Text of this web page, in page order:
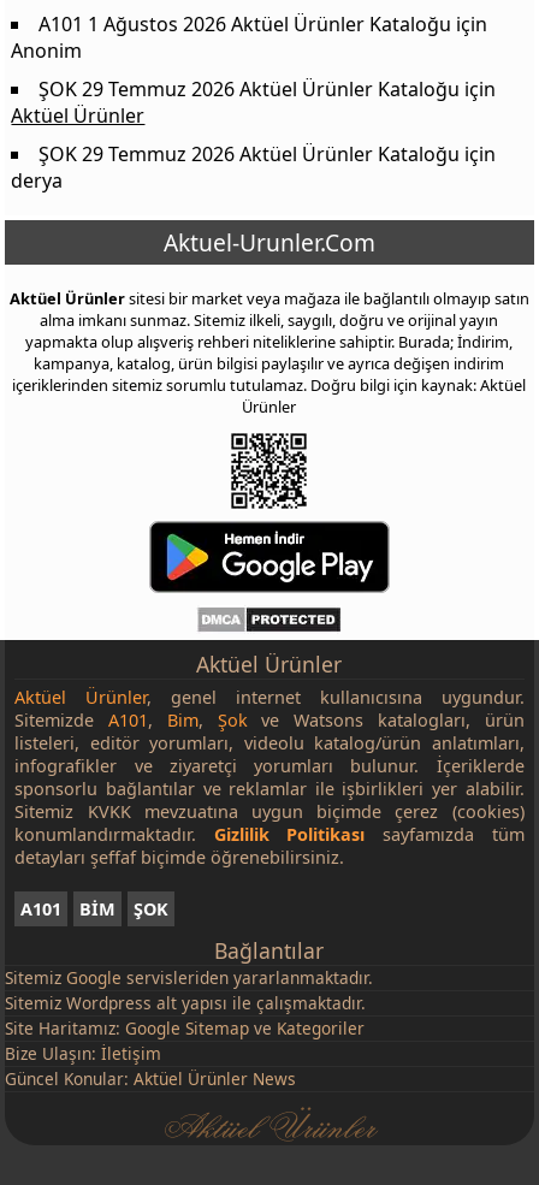
A101 1 Ağustos 2026 Aktüel Ürünler Kataloğu için
Anonim
ŞOK 29 Temmuz 2026 Aktüel Ürünler Kataloğu için
Aktüel Ürünler
ŞOK 29 Temmuz 2026 Aktüel Ürünler Kataloğu için
derya
Aktuel-Urunler.Com
Aktüel Ürünlersitesi bir market veya mağaza ile bağlantılı olmayıp satın
alma imkanı sunmaz. Sitemiz ilkeli, saygılı, doğru ve orijinal yayın
yapmakta olup alışveriş rehberi niteliklerine sahiptir. Burada; İndirim,
kampanya, katalog, ürün bilgisi paylaşılır ve ayrıca değişen indirim
içeriklerinden sitemiz sorumlu tutulamaz. Doğru bilgi için kaynak: Aktüel
Ürünler
Aktüel Ürünler
Aktüel Ürünler, genel internet kullanıcısına uygundur.
SitemizdeA101, Bim, Şok ve Watsons katalogları, ürün
listeleri, editör yorumları, videolu katalog/ürün anlatımları,
infografikler ve ziyaretçi yorumları bulunur. İçeriklerde
sponsorlu bağlantılar ve reklamlar ile işbirlikleri yer alabilir.
Sitemiz KVKK mevzuatına uygun biçimde çerez (cookies)
konumlandırmaktadır. Gizlilik Politikası sayfamızda tüm
detayları şeffaf biçimde öğrenebilirsiniz.
A101 BİM ŞOK
Bağlantılar
Sitemiz Google servisleriden yararlanmaktadır.
Sitemiz Wordpress alt yapısı ile çalışmaktadır.
Site Haritamız: Google Sitemap ve Kategoriler
Bize Ulaşın:İletişim
Güncel Konular:Aktüel Ürünler News